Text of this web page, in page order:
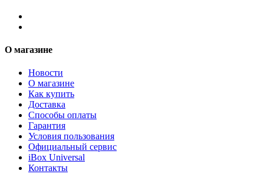
О магазине
Новости
О магазине
Как купить
Доставка
Способы оплаты
Гарантия
Условия пользования
Официальный сервис
iBox Universal
Контакты